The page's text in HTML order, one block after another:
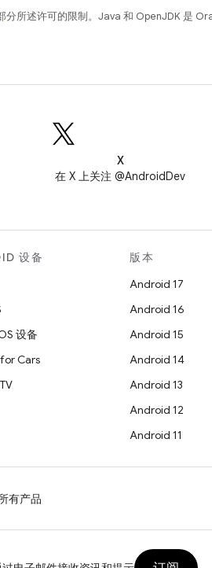
分所述许可的限制。Java 和 OpenJDK 是
X
在 X 上关注 @AndroidDev
设备
设备
Cars
版本
Android 17
Android 16
Android 15
Android 14
Android 13
Android 12
Android 11
有产品